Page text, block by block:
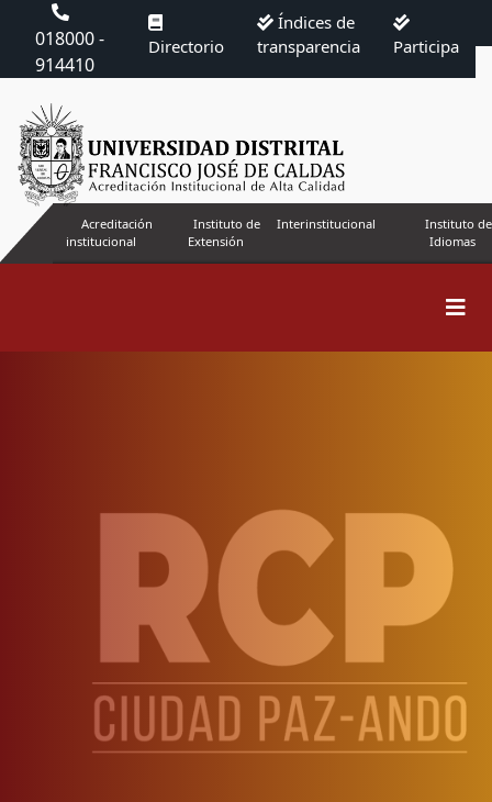
018000 -
914410
Directorio
Índices de
transparencia
Participa
Acreditación
institucional
Instituto de
Extensión
Interinstitucional
Instituto de
Idiomas